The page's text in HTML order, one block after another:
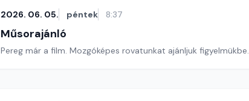
2026. 06. 05. péntek 8:37
Műsorajánló
Pereg már a film. Mozgóképes rovatunkat ajánljuk figyelmükbe.